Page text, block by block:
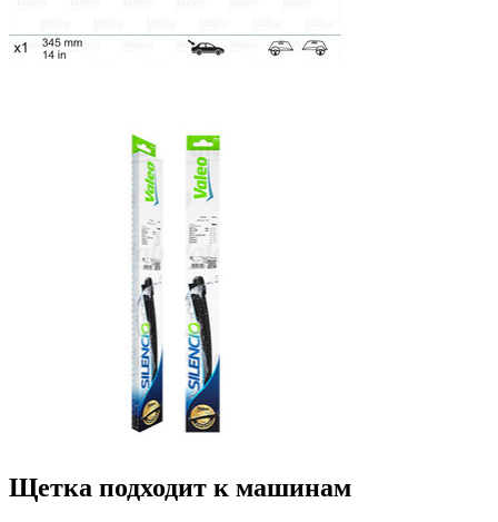
Щетка подходит к машинам